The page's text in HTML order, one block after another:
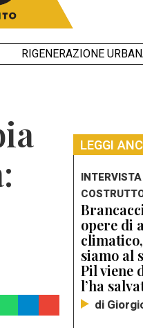
RIGENERAZIONE
LEGGI
opere di
siamo al
Pil viene
l’ha
di